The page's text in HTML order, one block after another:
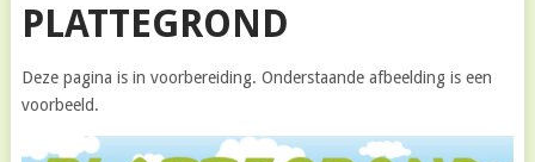
PLATTEGROND
Deze pagina is in voorbereiding. Onderstaande afbeelding is een
voorbeeld.